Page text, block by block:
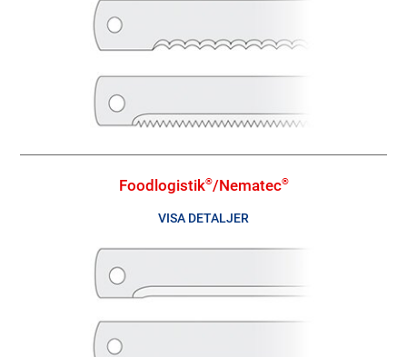
Foodlogistik®/Nematec®
VISA DETALJER